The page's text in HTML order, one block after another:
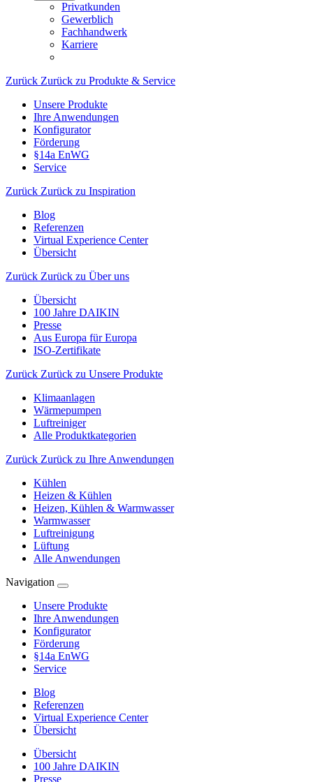
Privatkunden
Gewerblich
Fachhandwerk
Karriere
Zurück Zurück zu Produkte & Service
Unsere Produkte
Ihre Anwendungen
Konfigurator
Förderung
§14a EnWG
Service
Zurück Zurück zu Inspiration
Blog
Referenzen
Virtual Experience Center
Übersicht
Zurück Zurück zu Über uns
Übersicht
100 Jahre DAIKIN
Presse
Aus Europa für Europa
ISO-Zertifikate
Zurück Zurück zu Unsere Produkte
Klimaanlagen
Wärmepumpen
Luftreiniger
Alle Produktkategorien
Zurück Zurück zu Ihre Anwendungen
Kühlen
Heizen & Kühlen
Heizen, Kühlen & Warmwasser
Warmwasser
Luftreinigung
Lüftung
Alle Anwendungen
Navigation
Unsere Produkte
Ihre Anwendungen
Konfigurator
Förderung
§14a EnWG
Service
Blog
Referenzen
Virtual Experience Center
Übersicht
Übersicht
100 Jahre DAIKIN
Presse